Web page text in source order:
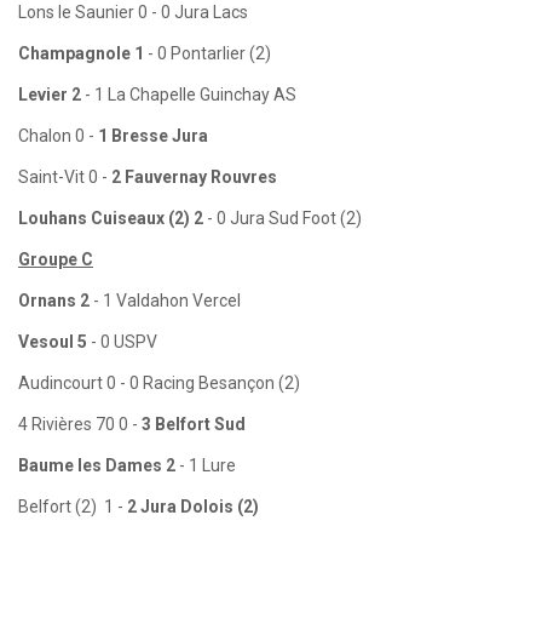
Lons le Saunier 0 - 0 Jura Lacs
Champagnole 1 - 0 Pontarlier (2)
Levier 2 - 1 La Chapelle Guinchay AS
Chalon 0 - 1 Bresse Jura
Saint-Vit 0 - 2 Fauvernay Rouvres
Louhans Cuiseaux (2) 2 - 0 Jura Sud Foot (2)
Groupe C
Ornans 2 - 1 Valdahon Vercel
Vesoul 5 - 0 USPV
Audincourt 0 - 0 Racing Besançon (2)
4 Rivières 70 0 - 3 Belfort Sud
Baume les Dames 2 - 1 Lure
Belfort (2) 1 - 2 Jura Dolois (2)